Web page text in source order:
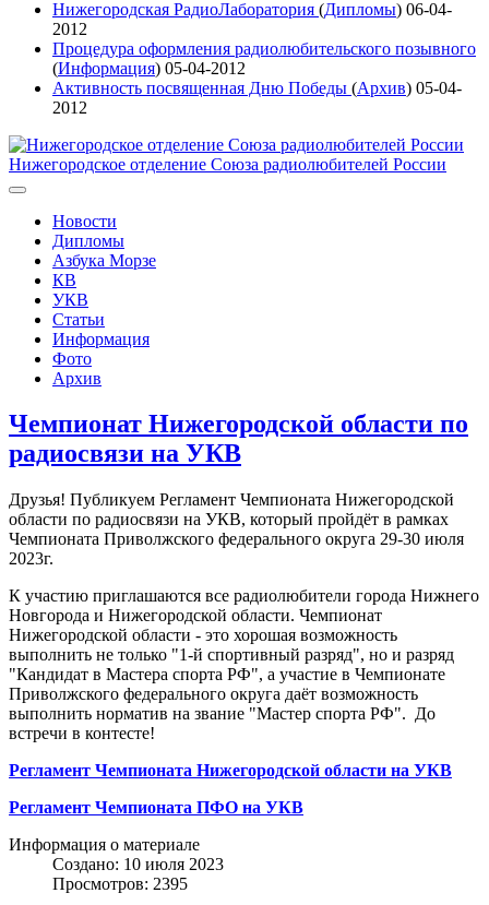
Нижегородская РадиоЛаборатория (Дипломы) 06-04-
2012
Процедура оформления радиолюбительского позывного
(Информация) 05-04-2012
Активность посвященная Дню Победы (Архив) 05-04-
2012
Нижегородское отделение Союза радиолюбителей России
Новости
Дипломы
Азбука Морзе
КВ
УКВ
Статьи
Информация
Фото
Архив
Чемпионат Нижегородской области по
радиосвязи на УКВ
Друзья! Публикуем Регламент Чемпионата Нижегородской
области по радиосвязи на УКВ, который пройдёт в рамках
Чемпионата Приволжского федерального округа 29-30 июля
2023г.
К участию приглашаются все радиолюбители города Нижнего
Новгорода и Нижегородской области. Чемпионат
Нижегородской области - это хорошая возможность
выполнить не только "1-й спортивный разряд", но и разряд
"Кандидат в Мастера спорта РФ", а участие в Чемпионате
Приволжского федерального округа даёт возможность
выполнить норматив на звание "Мастер спорта РФ". До
встречи в контесте!
Регламент Чемпионата Нижегородской области на УКВ
Регламент Чемпионата ПФО на УКВ
Информация о материале
Создано: 10 июля 2023
Просмотров: 2395